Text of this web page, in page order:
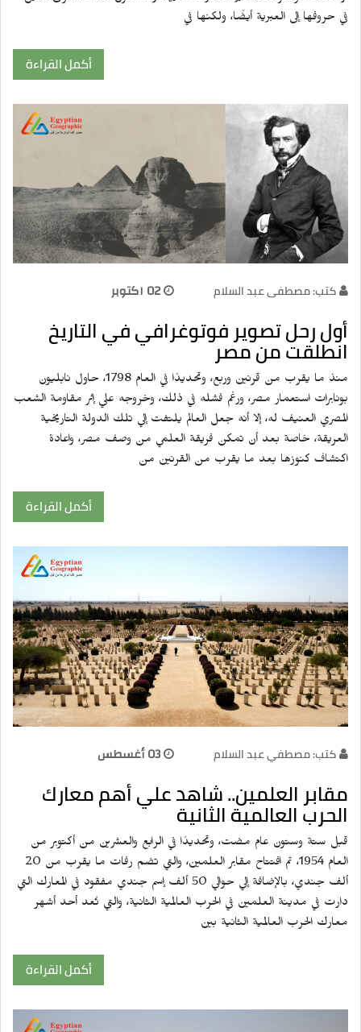
في حروفها إلى العبرية أيضًا، ولكنها في
أكمل القراءة
كتب: مصطفى عبد السلام
أول رحل تصوير فوتوغرافي في التاريخ
انطلقت من مصر
منذ ما يقرب من قرنين وربع، وتحديدًا في العام 1798، حاول نابليون
بونابرات استعمار مصر، ورغم فشله في ذلك، وخروجه علي إثر مقاومة الشعب
المصري العنيف له، إلا أنه جعل العالم يلتفت إلي تلك الدولة التاريخية
العريقة، خاصة بعد أن تمكن فريقة العلمي من وصف مصر، واعادة
اكتشاف كنوزها بعد ما يقرب من القرنين من
أكمل القراءة
كتب: مصطفي عبد السلام 03 أغسطس
مقابر العلمين.. شاهد علي أهم معارك
الحرب العالمية الثانية
قبل ستة وستون عام مضت، وتحديدًا في الرابع والعشرين من أكتوبر من
العام 1954، تم افتتاح مقابر العلمين، والتي تضم رفات ما يقرب من 20
ألف جندي، بالإضافة إلي حوالي 50 ألف إسم جندي مفقود في المعارك التي
دارت في مدينة العلمين في الحرب العالمية الثانية، والتي تُعد أحد أشهر
معارك الحرب العالمية الثانية بين
أكمل القراءة